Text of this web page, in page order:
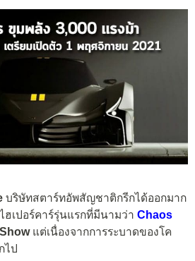
บริษัทสตาร์ทอัพสัญชาติกรีกได้ออกมาก
ฮเปอร์คาร์รุ่นแรกที่มีนามว่า Chaos
แต่เนื่องจากการระบาดของโค
ไป